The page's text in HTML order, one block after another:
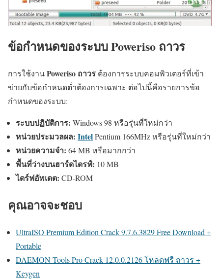
ข้อกำหนดของระบบ Poweriso ถาวร
การใช้งานPoweriso ถาวร ต้องการระบบคอมพิวเตอร์ที่เข้า
ข่ายกับข้อกำหนดต่ำต้องการเฉพาะ ต่อไปนี้คือรายการข้อ
กำหนดของระบบ:
ระบบปฏิบัติการ: Windows 98 หรือรุ่นที่ใหม่กว่า
หน่วยประมวลผล: IntelPentium 166MHz หรือรุ่นที่ใหม่กว่า
หน่วยความจำ: 64 MB หรือมากกว่า
พื้นที่ว่างบนฮาร์ดไดรฟ์: 10 MB
ไดร์ฟอัพเดต: CD-ROM
คุณอาจจะชอบ
UltraISO Premium Edition Crack 9.7.6.3829 Free Download +
Portable
DAEMON Tools Pro Crack 12.0.0.2126 โหลดฟรี ถาวร +
Keygen